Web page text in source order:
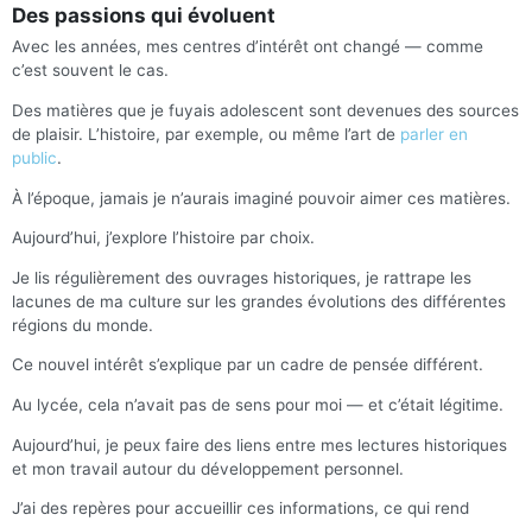
Des passions qui évoluent
Avec les années, mes centres d’intérêt ont changé — comme
c’est souvent le cas.
Des matières que je fuyais adolescent sont devenues des sources
de plaisir. L’histoire, par exemple, ou même l’art de parler en
public.
À l’époque, jamais je n’aurais imaginé pouvoir aimer ces matières.
Aujourd’hui, j’explore l’histoire par choix.
Je lis régulièrement des ouvrages historiques, je rattrape les
lacunes de ma culture sur les grandes évolutions des différentes
régions du monde.
Ce nouvel intérêt s’explique par un cadre de pensée différent.
Au lycée, cela n’avait pas de sens pour moi — et c’était légitime.
Aujourd’hui, je peux faire des liens entre mes lectures historiques
et mon travail autour du développement personnel.
J’ai des repères pour accueillir ces informations, ce qui rend